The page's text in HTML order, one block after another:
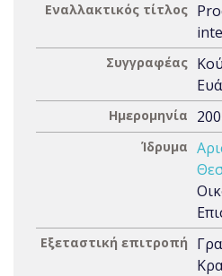
Εναλλακτικός τίτλος
Συγγραφέας
Ημερομηνία
Ίδρυμα
Εξεταστική επιτροπή